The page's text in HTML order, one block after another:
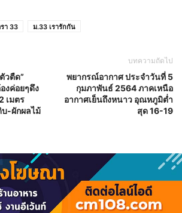
า 33 ม.33 เรารักกัน
วตืด”
งค่อยๆดึง
เมตร
บ-ผักผลไม้
บทความถัดไป
พยากรณ์อากาศ ประจำวันที่ 5
กุมภาพันธ์ 2564 ภาคเหนือ
อากาศเย็นถึงหนาว อุณหภูมิต่ำ
สุด 16-19